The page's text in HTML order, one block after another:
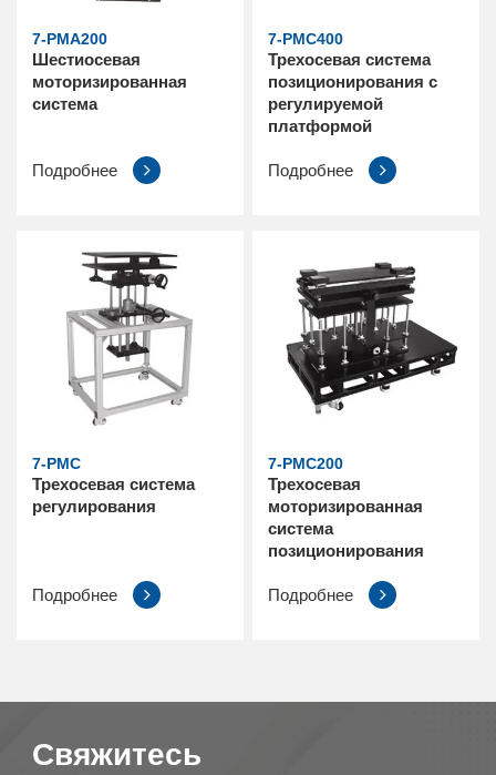
7-PMA200
Шестиосевая
моторизированная
система
Подробнее
7-PMC400
Трехосевая система
позиционирования с
регулируемой
платформой
Подробнее
7-PMC
Трехосевая система
регулирования
Подробнее
7-PMC200
Трехосевая
моторизированная
система
позиционирования
Подробнее
Свяжитесь